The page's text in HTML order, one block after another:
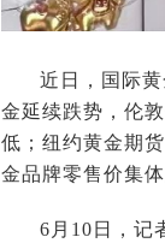
近日，国际
金延续跌势，伦
低；纽约黄金期
金品牌零售价集
6月10日，记